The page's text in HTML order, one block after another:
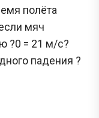
полёта
мяч
?0 = 21 м/с?
падения ?